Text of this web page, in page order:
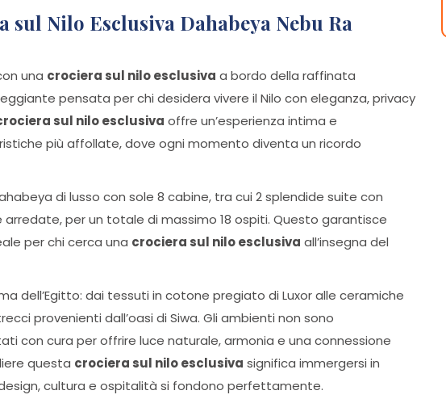
Nilo Esclusiva Dahabeya Nebu Ra
una crociera sul nilo esclusiva a bordo della raffinata
pensata per chi desidera vivere il Nilo con eleganza, privacy
sul nilo esclusiva offre un’esperienza intima e
più affollate, dove ogni momento diventa un ricordo
di lusso con sole 8 cabine, tra cui 2 splendide suite con
per un totale di massimo 18 ospiti. Questo garantisce
per chi cerca una crociera sul nilo esclusiva all’insegna del
dell’Egitto: dai tessuti in cotone pregiato di Luxor alle ceramiche
provenienti dall’oasi di Siwa. Gli ambienti non sono
con cura per offrire luce naturale, armonia e una connessione
questa crociera sul nilo esclusiva significa immergersi in
cultura e ospitalità si fondono perfettamente.